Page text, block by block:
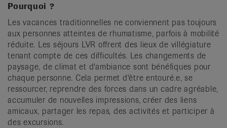
Pourquoi ?
Les vacances traditionnelles ne conviennent pas toujours
aux personnes atteintes de rhumatisme, parfois à mobilité
réduite. Les séjours LVR offrent des lieux de villégiature
tenant compte de ces difficultés. Les changements de
paysage, de climat et d'ambiance sont bénéfiques pour
chaque personne. Cela permet d'être entouré.e, se
ressourcer, reprendre des forces dans un cadre agréable,
accumuler de nouvelles impressions, créer des liens
amicaux, partager les repas, des activités et participer à
des excursions.